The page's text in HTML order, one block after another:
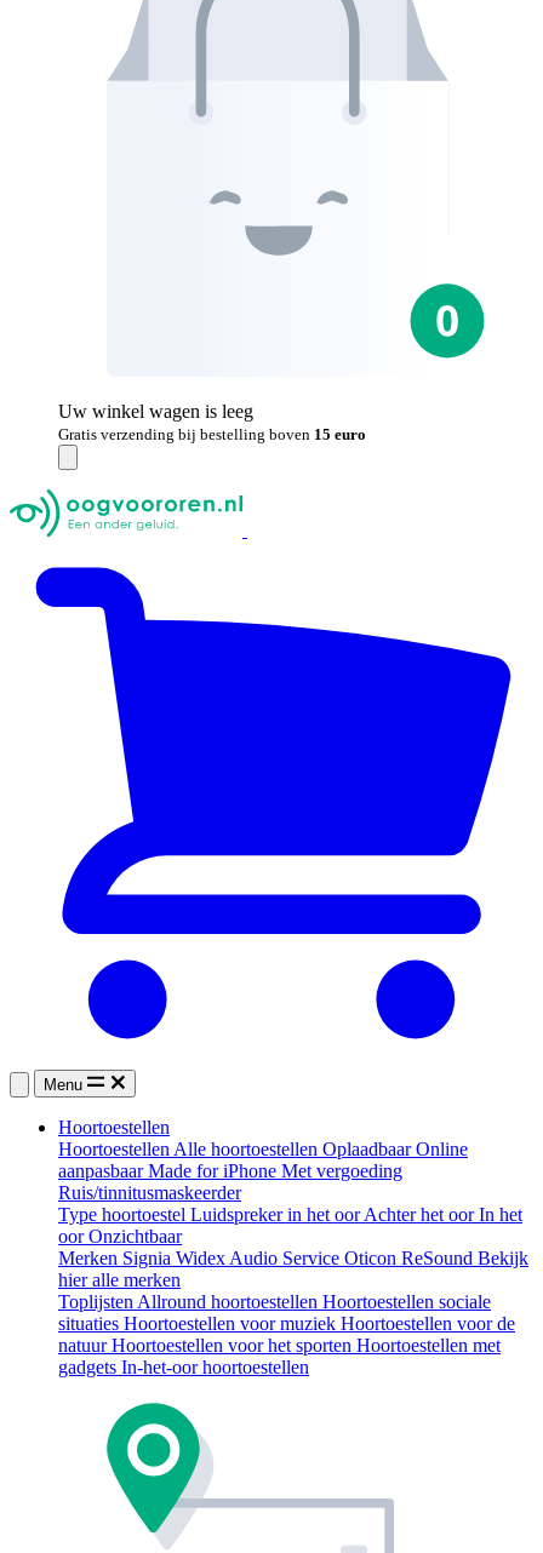
Uw winkel wagen is leeg
Gratis verzending bij bestelling boven 15 euro
Menu
Hoortoestellen
HoortoestellenAlle hoortoestellen OplaadbaarOnline
aanpasbaarMade for iPhone Met vergoeding
Ruis/tinnitusmaskeerder
Type hoortoestel Luidspreker in het oorAchter het oorIn het
oorOnzichtbaar
Merken Signia WidexAudio Service Oticon ReSound Bekijk
hier alle merken
ToplijstenAllround hoortoestellen Hoortoestellen sociale
situaties Hoortoestellen voor muziek Hoortoestellen voor de
natuurHoortoestellen voor het sporten Hoortoestellen met
gadgets In-het-oor hoortoestellen